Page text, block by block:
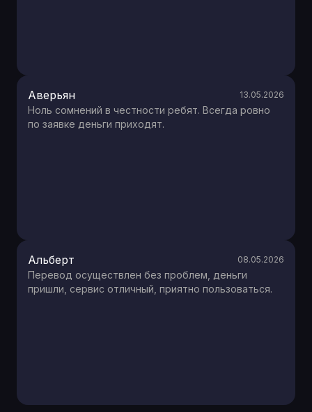
Аверьян 13.05.2026
Ноль сомнений в честности ребят. Всегда ровно
по заявке деньги приходят.
Альберт 08.05.2026
Перевод осуществлен без проблем, деньги
пришли, сервис отличный, приятно пользоваться.